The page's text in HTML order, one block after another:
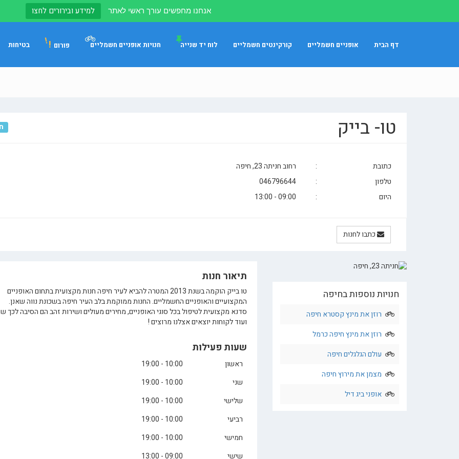
אנחנו מחפשים עורך ראשי לאתר למידע ובירורים לחצו
דף הבית אופניים חשמליים קורקינטים חשמליים לוח יד שנייה חנויות אופניים חשמליים פורום ! בטיחות
טו- בייק
כתובת :
רחוב חניתה 23, חיפה
טלפון
:
046796644
היום
:
09:00 - 13:00
כתבו לחנות
חנויות נוספות בחיפה
רוזן את מינץ קסטרא חיפה
רוזן את מינץ חיפה כרמל
עולם הגלגלים חיפה
מצמן את מירוץ חיפה
אופני ביג דיל
תיאור חנות
טו בייק הוקמה בשנת 2013 המטרה להביא לעיר חיפה חנות מקצועית בתחום האופניים
המקצועיים והאופניים החשמליים. החנות ממוקמת בלב העיר חיפה בשכונת נווה שאנן.
סדנא מקצועית לטיפול בכל סוגי האופניים, מחירים מעולים ושירות זהב הם הסיבה לכך
ועוד לקוחות יוצאים אצלנו מרוצים !
שעות פעילות
ראשון
10:00 - 19:00
שני
10:00 - 19:00
שלישי
10:00 - 19:00
רביעי
10:00 - 19:00
חמישי
10:00 - 19:00
שישי
09:00 - 13:00